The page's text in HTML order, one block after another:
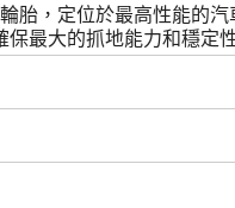
胎，定位於最高性能的
最大的抓地能力和穩定